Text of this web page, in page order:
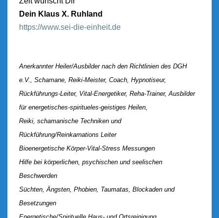
Dein Klaus X. Ruhland
https://www.sei-die-einheit.de
Anerkannter Heiler/Ausbilder nach den Richtlinien des DGH
e.V., Schamane, Reiki-Meister, Coach, Hypnotiseur,
Rückführungs-Leiter, Vital-Energetiker, Reha-Trainer, Ausbilder
für energetisches-spiritueles-geistiges Heilen,
Reiki, schamanische Techniken und
Rückführung/Reinkarnations Leiter
Bioenergetische Körper-Vital-Stress Messungen
Hilfe bei körperlichen, psychischen und seelischen
Beschwerden
Süchten, Ängsten, Phobien, Taumatas, Blockaden und
Besetzungen